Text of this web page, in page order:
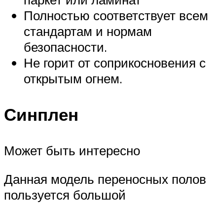
Полностью соответствует всем
стандартам и нормам
безопасности.
Не горит от соприкосновения с
открытым огнем.
Синплен
Может быть интересно
Данная модель переносных полов
пользуется большой